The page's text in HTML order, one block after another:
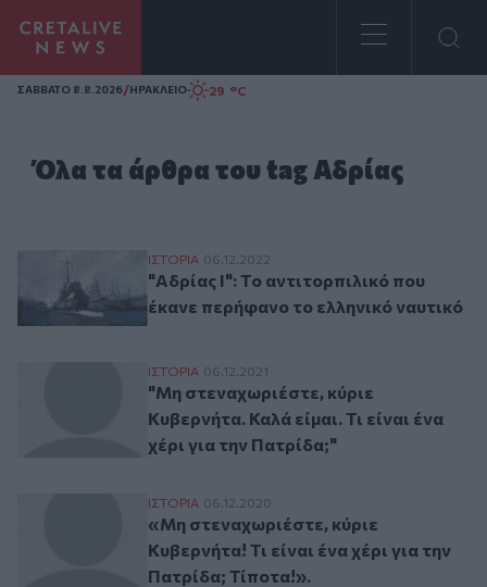
Homepage
ΣAΒΒΑΤΟ 8.8.2026/ΗΡΑΚΛΕΙΟ 29 °C
Όλα τα άρθρα του tag Αδρίας
"Αδρίας Ι": Το αντιτορπιλικό που έκανε
ΙΣΤΟΡΙΑ 06.12.2022
"Αδρίας Ι": Το αντιτορπιλικό που
έκανε περήφανο το ελληνικό ναυτικό
"Μη στεναχωριέστε, κύριε Κυβερνήτα.
ΙΣΤΟΡΙΑ 06.12.2021
"Μη στεναχωριέστε, κύριε
Κυβερνήτα. Καλά είμαι. Τι είναι ένα
χέρι για την Πατρίδα;"
«Μη στεναχωριέστε, κύριε Κυβερνήτα! Τι
ΙΣΤΟΡΙΑ 06.12.2020
«Μη στεναχωριέστε, κύριε
Κυβερνήτα! Τι είναι ένα χέρι για την
Πατρίδα; Τίποτα!».